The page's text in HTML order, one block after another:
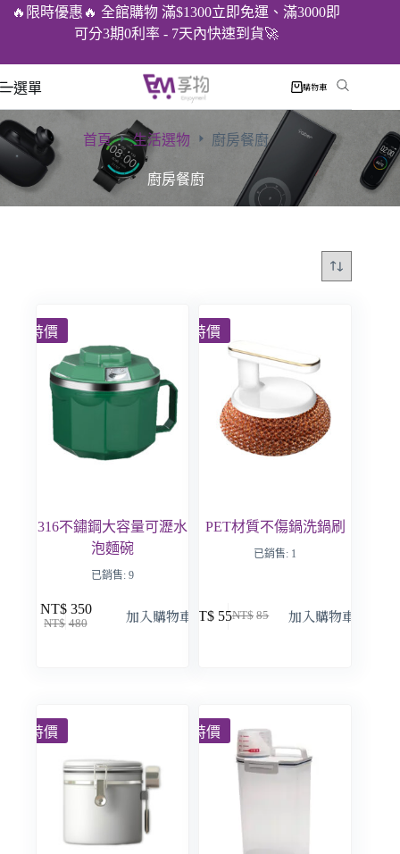
🔥限時優惠🔥 全館購物 滿$1300立即免運、滿3000即
可分3期0利率 - 7天內快速到貨🚀
選單 購物車
首頁 生活選物 廚房餐廚
廚房餐廚
特價
316不鏽鋼大容量可瀝水
泡麵碗
已銷售: 9
NT$ 480
NT$ 350 加入購物車
特價
PET材質不傷鍋洗鍋刷
已銷售: 1
NT$ 85
NT$ 55 加入購物車
特價 特價